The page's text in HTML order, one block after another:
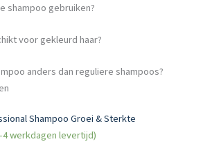
shampoo gebruiken?
voor gekleurd haar?
anders dan reguliere shampoos?
werkdagen levertijd)